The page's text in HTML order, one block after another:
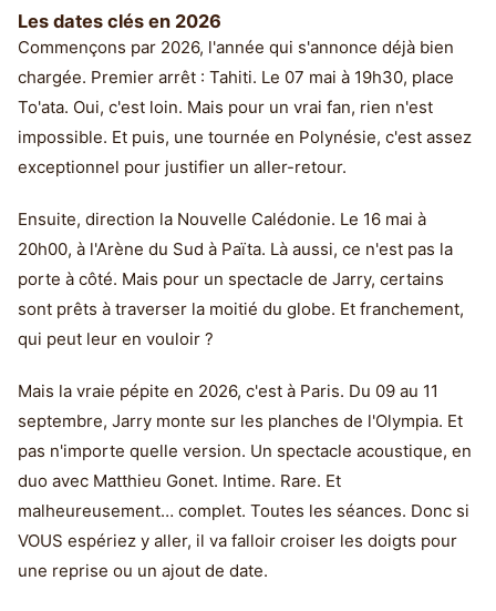
Les dates clés en 2026
Commençons par 2026, l'année qui s'annonce déjà bien
chargée. Premier arrêt : Tahiti. Le 07 mai à 19h30, place
To'ata. Oui, c'est loin. Mais pour un vrai fan, rien n'est
impossible. Et puis, une tournée en Polynésie, c'est assez
exceptionnel pour justifier un aller-retour.
Ensuite, direction la Nouvelle Calédonie. Le 16 mai à
20h00, à l'Arène du Sud à Païta. Là aussi, ce n'est pas la
porte à côté. Mais pour un spectacle de Jarry, certains
sont prêts à traverser la moitié du globe. Et franchement,
qui peut leur en vouloir ?
Mais la vraie pépite en 2026, c'est à Paris. Du 09 au 11
septembre, Jarry monte sur les planches de l'Olympia. Et
pas n'importe quelle version. Un spectacle acoustique, en
duo avec Matthieu Gonet. Intime. Rare. Et
malheureusement… complet. Toutes les séances. Donc si
VOUS espériez y aller, il va falloir croiser les doigts pour
une reprise ou un ajout de date.